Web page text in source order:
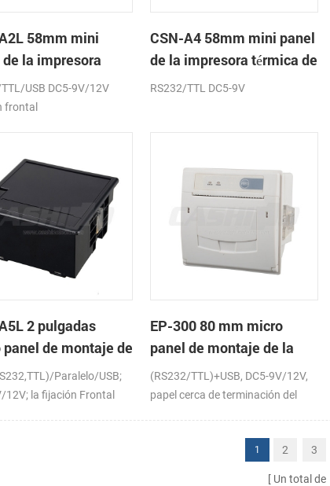
58mm mini
la impresora
de recibos
USB DC5-9V/12V
frontal
CSN-A4 58mm mini panel
de la impresora térmica de
recibos
RS232/TTL DC5-9V
2 pulgadas
de montaje de
térmica de
Paralelo/USB;
12V; la fijación Frontal
EP-300 80 mm micro
panel de montaje de la
impresora térmica de
recibos
(RS232/TTL)+USB, DC5-9V/12V,
papel cerca de terminación del
1 2 3
Un total de